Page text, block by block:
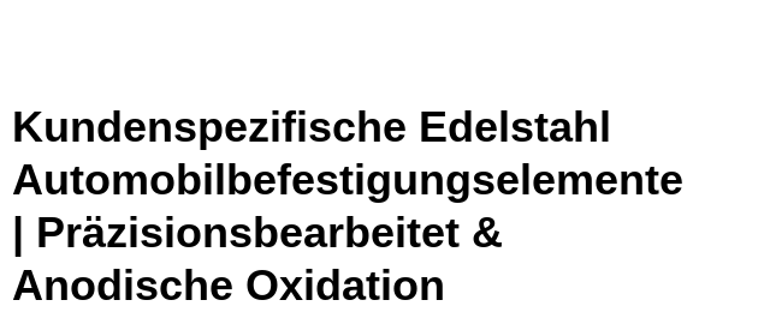
Kundenspezifische Edelstahl
Automobilbefestigungselemente
| Präzisionsbearbeitet &
Anodische Oxidation